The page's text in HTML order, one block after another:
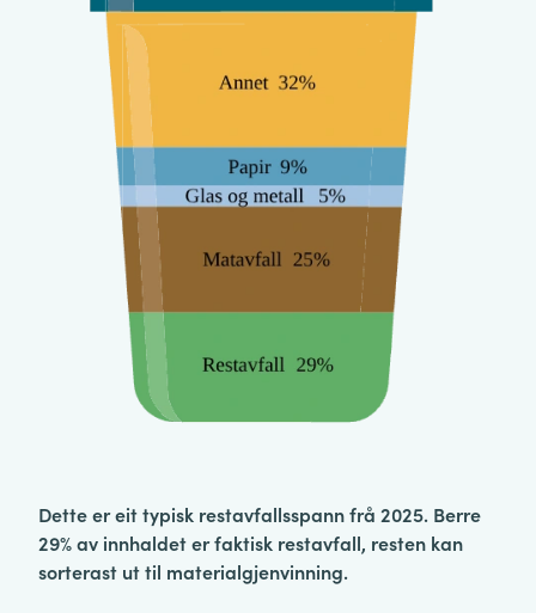
Dette er eit typisk restavfallsspann frå 2025. Berre
29% av innhaldet er faktisk restavfall, resten kan
sorterast ut til materialgjenvinning.